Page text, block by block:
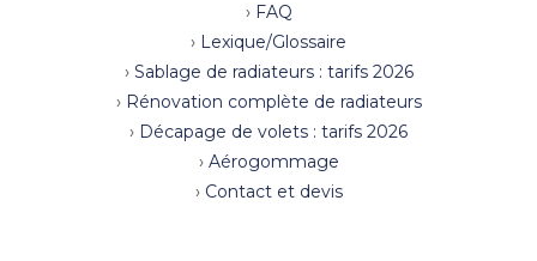
› FAQ
› Lexique/Glossaire
› Sablage de radiateurs : tarifs 2026
› Rénovation complète de radiateurs
› Décapage de volets : tarifs 2026
› Aérogommage
› Contact et devis